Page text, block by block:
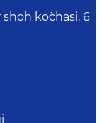
ko`chasi, 6